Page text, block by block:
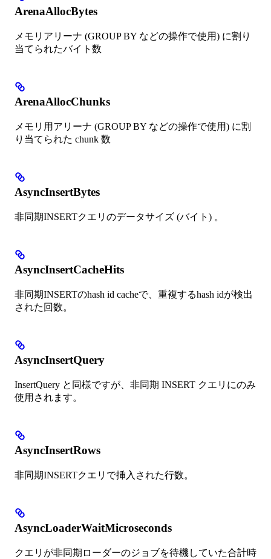
ArenaAllocBytes
メモリアリーナ (GROUP BY などの操作で使用) に割り
当てられたバイト数
ArenaAllocChunks
メモリ用アリーナ (GROUP BY などの操作で使用) に割
り当てられた chunk 数
AsyncInsertBytes
非同期INSERTクエリのデータサイズ (バイト) 。
AsyncInsertCacheHits
非同期INSERTのhash id cacheで、重複するhash idが検出
された回数。
AsyncInsertQuery
InsertQuery と同様ですが、非同期 INSERT クエリにのみ
使用されます。
AsyncInsertRows
非同期INSERTクエリで挿入された行数。
AsyncLoaderWaitMicroseconds
クエリが非同期ローダーのジョブを待機していた合計時